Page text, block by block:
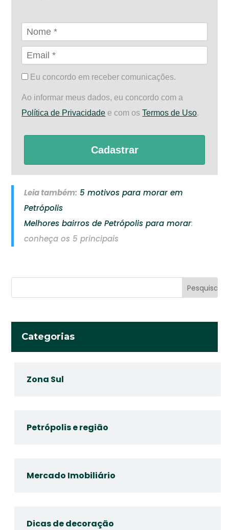
Eu concordo em receber comunicações.
Ao informar meus dados, eu concordo com a
Política de Privacidade e com osTermos de Uso.
Cadastrar
Leia também: 5 motivos para morar em
Petrópolis
Melhores bairros de Petrópolis para morar:
conheça os 5 principais
Categorias
Zona Sul
Petrópolis e região
Mercado Imobiliário
Dicas de decoração